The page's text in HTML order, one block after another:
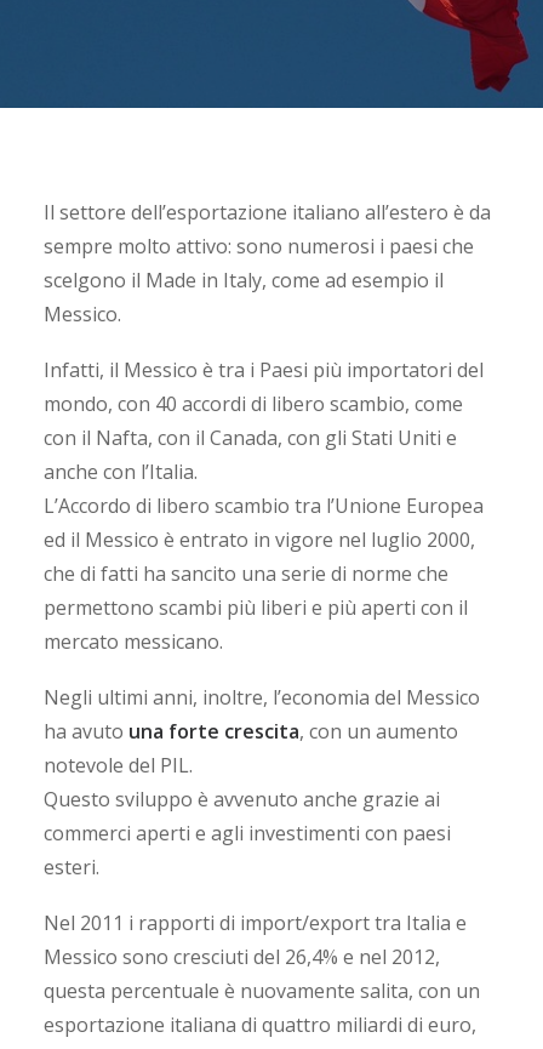
Il settore dell’esportazione italiano all’estero è da
sempre molto attivo: sono numerosi i paesi che
scelgono il Made in Italy, come ad esempio il
Messico.
Infatti, il Messico è tra i Paesi più importatori del
mondo, con 40 accordi di libero scambio, come
con il Nafta, con il Canada, con gli Stati Uniti e
anche con l’Italia.
L’Accordo di libero scambio tra l’Unione Europea
ed il Messico è entrato in vigore nel luglio 2000,
che di fatti ha sancito una serie di norme che
permettono scambi più liberi e più aperti con il
mercato messicano.
Negli ultimi anni, inoltre, l’economia del Messico
ha avuto una forte crescita, con un aumento
notevole del PIL.
Questo sviluppo è avvenuto anche grazie ai
commerci aperti e agli investimenti con paesi
esteri.
Nel 2011 i rapporti di import/export tra Italia e
Messico sono cresciuti del 26,4% e nel 2012,
questa percentuale è nuovamente salita, con un
esportazione italiana di quattro miliardi di euro,